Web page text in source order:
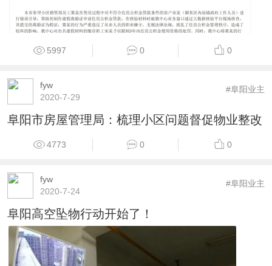
5997 0 0
fyw
2020-7-29
#阜阳业主
阜阳市房屋管理局：梳理小区问题督促物业整改
4773 0 0
fyw
2020-7-24
#阜阳业主
阜阳高空坠物行动开始了！